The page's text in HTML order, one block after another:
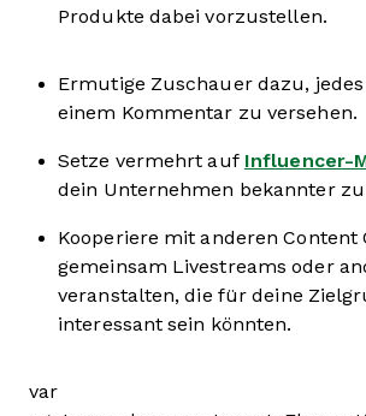
Produkte dabei vorzustellen.
Ermutige Zuschauer dazu,
einem Kommentar zu versehen.
Setze vermehrt auf Influencer-
dein Unternehmen bekannter
Kooperiere mit anderen Content
gemeinsam Livestreams oder
veranstalten, die für deine
interessant sein könnten.
var